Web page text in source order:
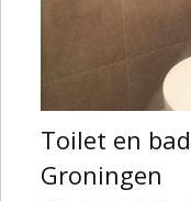
Toilet en
Groningen